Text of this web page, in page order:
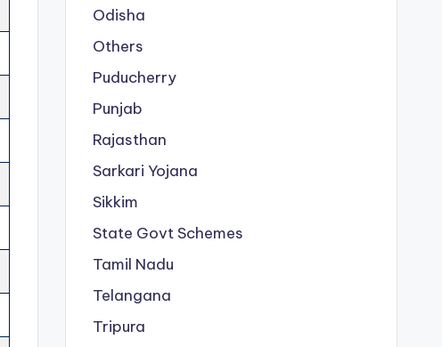
Odisha
Others
Puducherry
Punjab
Rajasthan
Sarkari Yojana
Sikkim
State Govt Schemes
Tamil Nadu
Telangana
Tripura